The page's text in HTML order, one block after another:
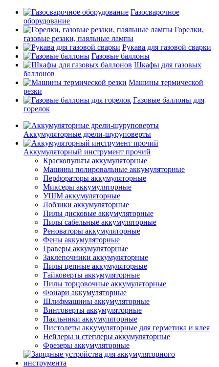
Газосварочное
оборудование
Горелки,
газовые резаки, паяльные лампы
Рукава для газовой сварки
Газовые баллоны
Шкафы для газовых
баллонов
Машины термической
резки
Газовые баллоны для
горелок
Аккумуляторные дрели-шуруповерты
Аккумуляторный инструмент прочий
Краскопульты аккумуляторные
Машины полировальные аккумуляторные
Перфораторы аккумуляторные
Миксеры аккумуляторные
УШМ аккумуляторные
Лобзики аккумуляторные
Пилы дисковые аккумуляторные
Пилы сабельные аккумуляторные
Реноваторы аккумуляторные
Фены аккумуляторные
Граверы аккумуляторные
Заклепочники аккумуляторные
Пилы цепные аккумуляторные
Гайковерты аккумуляторные
Пилы торцовочные аккумуляторные
Фонари аккумуляторные
Шлифмашины аккумуляторные
Винтоверты аккумуляторные
Паяльники аккумуляторные
Пистолеты аккумуляторные для герметика и клея
Нейлеры и степлеры аккумуляторные
Фрезеры аккумуляторные